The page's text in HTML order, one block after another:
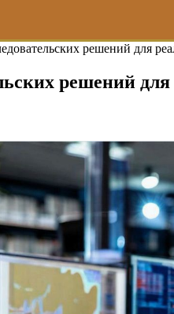
решений для
решений